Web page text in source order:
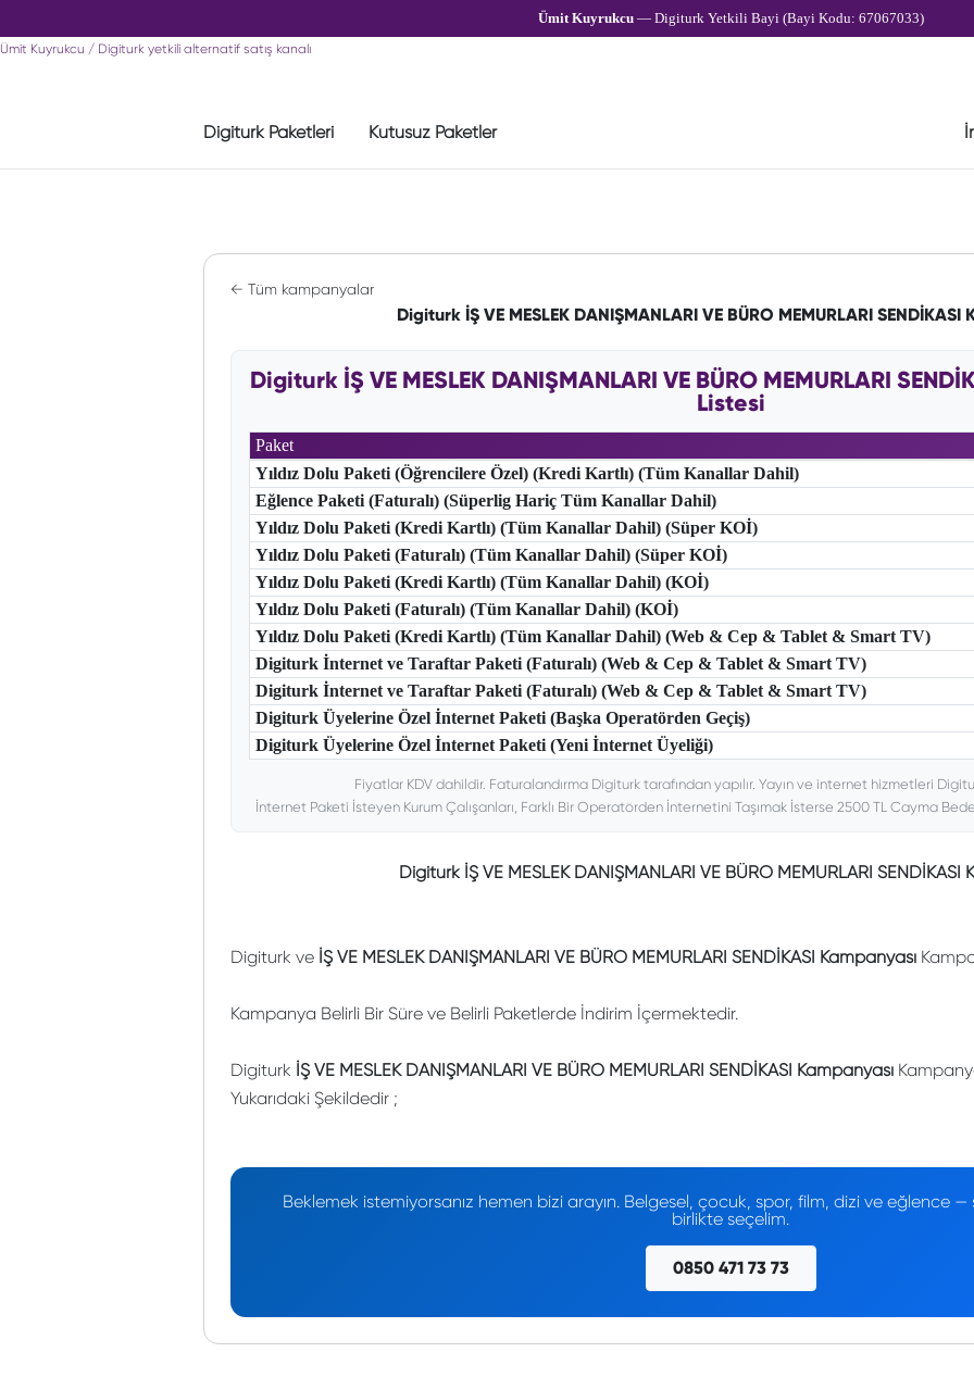
Ümit Kuyrukcu— Digiturk Yetkili Bayi (Bayi Kodu: 67067033)
Ümit Kuyrukcu / Digiturk yetkili alternatif satış kanalı
Digiturk Paketleri Kutusuz Paketler
← Tüm kampanyalar
Digiturk İŞ VE MESLEK DANIŞMANLARI VE BÜRO MEMURLARI SENDİKASI
Digiturk İŞ VE MESLEK DANIŞMANLARI VE BÜRO MEMURLARI
Listesi
Paket
Yıldız Dolu Paketi (Öğrencilere Özel) (Kredi Kartlı) (Tüm Kanallar Dahil)
Eğlence Paketi (Faturalı) (Süperlig Hariç Tüm Kanallar Dahil)
Yıldız Dolu Paketi (Kredi Kartlı) (Tüm Kanallar Dahil) (Süper KOİ)
Yıldız Dolu Paketi (Faturalı) (Tüm Kanallar Dahil) (Süper KOİ)
Yıldız Dolu Paketi (Kredi Kartlı) (Tüm Kanallar Dahil) (KOİ)
Yıldız Dolu Paketi (Faturalı) (Tüm Kanallar Dahil) (KOİ)
Yıldız Dolu Paketi (Kredi Kartlı) (Tüm Kanallar Dahil) (Web & Cep & Tablet & Smart TV)
Digiturk İnternet ve Taraftar Paketi (Faturalı) (Web & Cep & Tablet & Smart TV)
Digiturk İnternet ve Taraftar Paketi (Faturalı) (Web & Cep & Tablet & Smart TV)
Digiturk Üyelerine Özel İnternet Paketi (Başka Operatörden Geçiş)
Digiturk Üyelerine Özel İnternet Paketi (Yeni İnternet Üyeliği)
Fiyatlar KDV dahildir. Faturalandırma Digiturk tarafından yapılır. Yayın ve internet hizmetleri
İnternet Paketi İsteyen Kurum Çalışanları, Farklı Bir Operatörden İnternetini Taşımak İsterse 2500 TL Cayma
Digiturk İŞ VE MESLEK DANIŞMANLARI VE BÜRO MEMURLARI SENDİKASI
Digiturk ve İŞ VE MESLEK DANIŞMANLARI VE BÜRO MEMURLARI SENDİKASI Kampanyası
Kampanya Belirli Bir Süre ve Belirli Paketlerde İndirim İçermektedir.
Digiturk İŞ VE MESLEK DANIŞMANLARI VE BÜRO MEMURLARI SENDİKASI Kampanyası
Yukarıdaki Şekildedir ;
Beklemek istemiyorsanız hemen bizi arayın. Belgesel, çocuk, spor, film, dizi ve eğlence
birlikte seçelim.
0850 471 73 73